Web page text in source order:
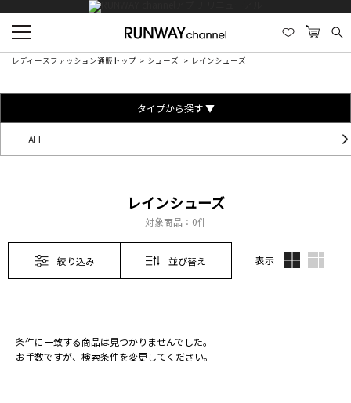
レディースファッション通販トップ シューズ レインシューズ
タイプから探す ▼
ALL
レインシューズ
対象商品： 0件
絞り込み 並び替え 表示
条件に一致する商品は見つかりませんでした。
お手数ですが、検索条件を変更してください。